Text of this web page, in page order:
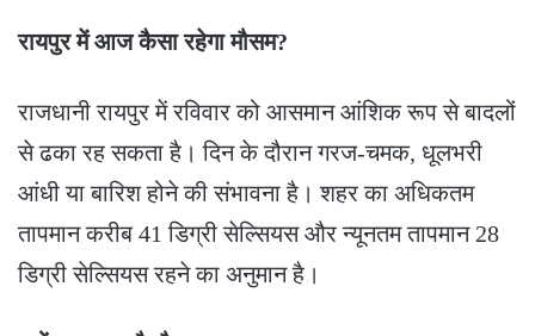
रायपुर में आज कैसा रहेगा मौसम?
राजधानी रायपुर में रविवार को आसमान आंशिक रूप से बादलों
से ढका रह सकता है। दिन के दौरान गरज-चमक, धूलभरी
आंधी या बारिश होने की संभावना है। शहर का अधिकतम
तापमान करीब 41 डिग्री सेल्सियस और न्यूनतम तापमान 28
डिग्री सेल्सियस रहने का अनुमान है।